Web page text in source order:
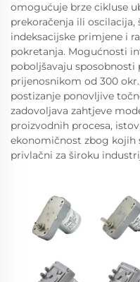
omogućuje brze cikluse
prekoračenja ili
indeksacijske primjene i
pokretanja. Mogućnosti
poboljšavaju sposobnosti
prijenosnikom od 300
postizanje ponovljive
zadovoljava zahtjeve
proizvodnih procesa,
ekonomičnost zbog kojih
privlačni za široku